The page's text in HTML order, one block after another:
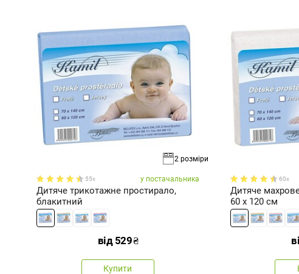
2 розміри
55x у постачальника
Дитяче трикотажне простирало,
блакитний
від529₴
Купити
60x
Дитяче
60 x 120 см